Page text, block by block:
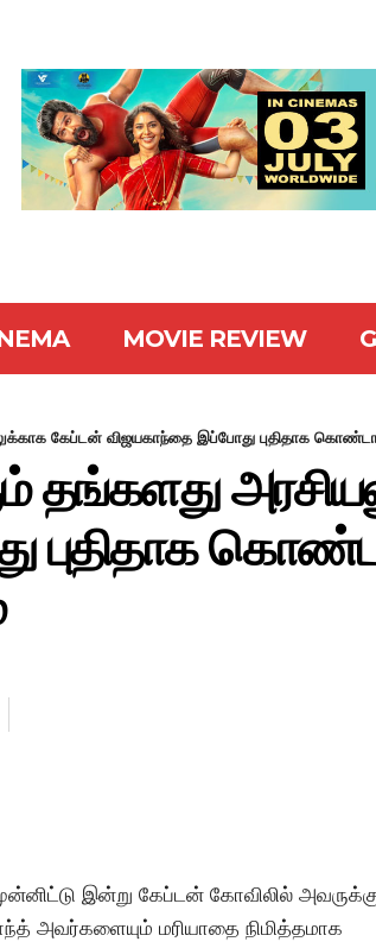
MOVIE REVIEW
கேப்டன் விஜயகாந்தை இப்போது புதிதாக
தங்களது
இன்று கேப்டன் கோவிலில்
அவர்களையும் மரியாதை நிமித்தமாக